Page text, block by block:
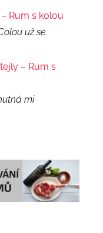
Rum s kolou
už se
– Rum s
mi